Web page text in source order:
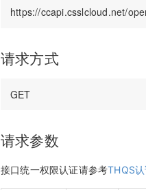
请求方式
请求参数
接口统一权限认证请参考THQS